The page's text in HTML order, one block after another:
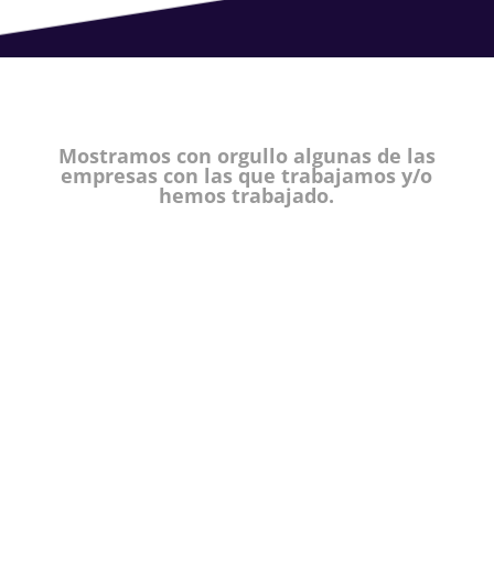
Mostramos con orgullo algunas de las
empresas con las que trabajamos y/o
hemos trabajado.